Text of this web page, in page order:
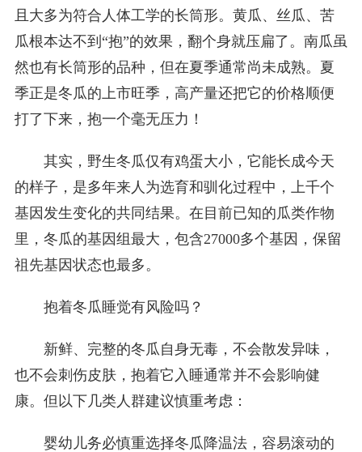
且大多为符合人体工学的长筒形。黄瓜、丝瓜、苦
瓜根本达不到“抱”的效果，翻个身就压扁了。南瓜虽
然也有长筒形的品种，但在夏季通常尚未成熟。夏
季正是冬瓜的上市旺季，高产量还把它的价格顺便
打了下来，抱一个毫无压力！
其实，野生冬瓜仅有鸡蛋大小，它能长成今天
的样子，是多年来人为选育和驯化过程中，上千个
基因发生变化的共同结果。在目前已知的瓜类作物
里，冬瓜的基因组最大，包含27000多个基因，保留
祖先基因状态也最多。
抱着冬瓜睡觉有风险吗？
新鲜、完整的冬瓜自身无毒，不会散发异味，
也不会刺伤皮肤，抱着它入睡通常并不会影响健
康。但以下几类人群建议慎重考虑：
婴幼儿务必慎重选择冬瓜降温法，容易滚动的